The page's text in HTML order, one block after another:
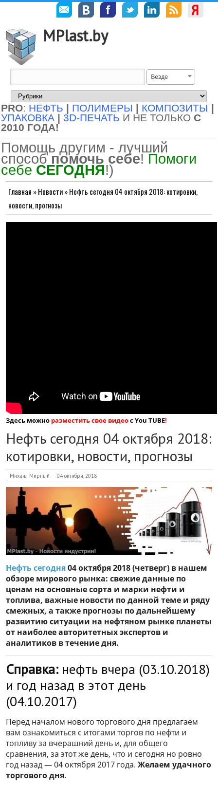
MPlast.by
Везде
PRO: НЕФТЬ | ПОЛИМЕРЫ | КОМПОЗИТЫ |
УПАКОВКА | 3D-ПЕЧАТЬ И НЕ ТОЛЬКО С
2010 ГОДА!
Помощь другим - лучший
способ помочь себе! Помоги
себе СЕГОДНЯ!)
Главная »Новости»Нефть сегодня 04 октября 2018: котировки,
новости, прогнозы
Здесь можно разместить свое видеос You TUBE!
Нефть сегодня 04 октября 2018:
котировки, новости, прогнозы
Михаил Мирный 04 октября, 2018
Нефть сегодня04 октября 2018 (четверг) в нашем
обзоре мирового рынка: свежие данные по
ценам на основные сорта и марки нефти и
топлива, важные новости по данной теме и ряду
смежных, а также прогнозы по дальнейшему
развитию ситуации на нефтяном рынке планеты
от наиболее авторитетных экспертов и
аналитиков в течение дня.
Справка: нефть вчера (03.10.2018)
и год назад в этот день
(04.10.2017)
Перед началом нового торгового дня предлагаем
вам ознакомиться с итогами торгов по нефти и
топливу за вчерашний день и, для общего
сравнения, за этот же день, что и сегодня но ровно
год назад — 04 октября 2017 года. Желаем удачного
торгового дня.